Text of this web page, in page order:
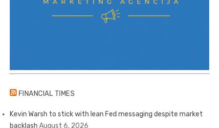
FINANCIAL TIMES
Kevin Warsh to stick with lean Fed messaging despite market
backlash August 6, 2026